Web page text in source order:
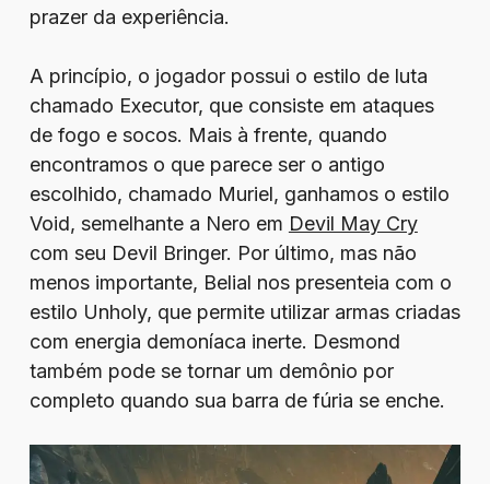
prazer da experiência.
A princípio, o jogador possui o estilo de luta
chamado Executor, que consiste em ataques
de fogo e socos. Mais à frente, quando
encontramos o que parece ser o antigo
escolhido, chamado Muriel, ganhamos o estilo
Void, semelhante a Nero em Devil May Cry
com seu Devil Bringer. Por último, mas não
menos importante, Belial nos presenteia com o
estilo Unholy, que permite utilizar armas criadas
com energia demoníaca inerte. Desmond
também pode se tornar um demônio por
completo quando sua barra de fúria se enche.